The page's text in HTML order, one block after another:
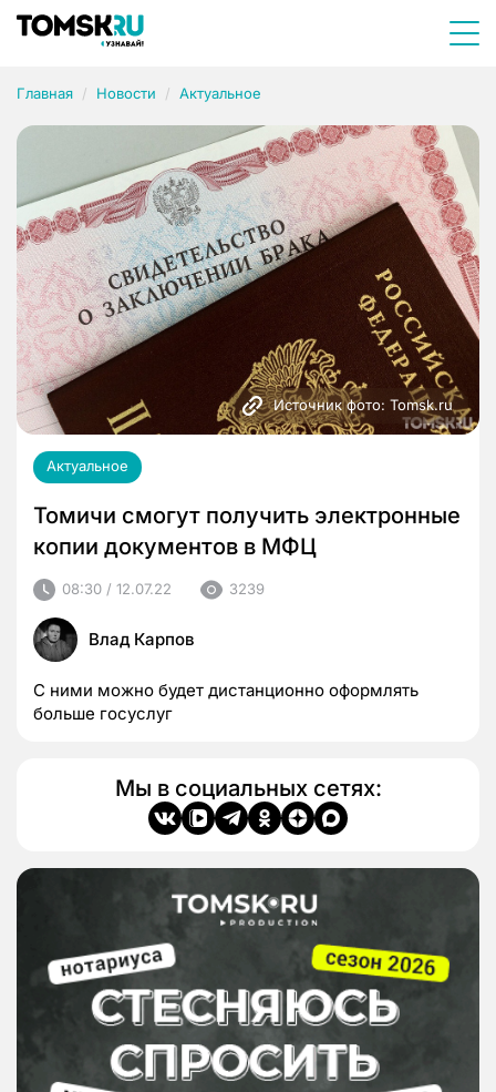
Главная Новости Актуальное
Источник фото: Tomsk.ru
Актуальное
Томичи смогут получить электронные
копии документов в МФЦ
08:30 / 12.07.22 3239
Влад Карпов
С ними можно будет дистанционно оформлять
больше госуслуг
Мы в социальных сетях: